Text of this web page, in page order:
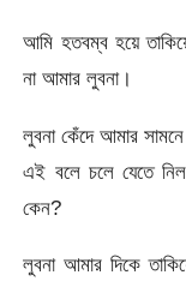
আমি হতবম্ব হয়ে
না আমার লুবনা।
লুবনা কেঁদে আমার
এই বলে চলে যেতে
কেন?
লুবনা আমার দিকে